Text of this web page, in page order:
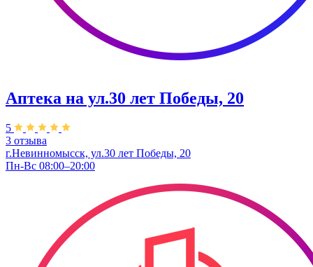
Аптека на ул.30 лет Победы, 20
5
3 отзыва
г.Невинномысск, ул.30 лет Победы, 20
Пн-Вс 08:00–20:00